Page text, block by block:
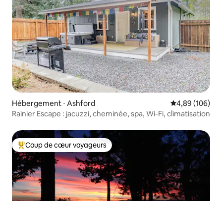
Hébergement ⋅ Ashford Évaluation
4,89 (106)
Rainier Escape : jacuzzi, cheminée, spa, Wi-Fi, climatisation
Coups de cœur voyageurs les plus appréciés
Coup de cœur voyageurs